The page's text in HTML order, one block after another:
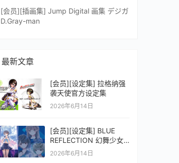
[会员][插画集] Jump Digital 画集 デジガ
D.Gray-man
最新文章
[会员][设定集] 拉格纳强
袭天使官方设定集
2026年6月14日
[会员][设定集] BLUE
REFLECTION 幻舞少女
之剑公式ビジュアルコレ
2026年6月14日